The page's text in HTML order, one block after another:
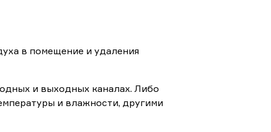
в помещение и удаления
и выходных каналах. Либо
и влажности, другими